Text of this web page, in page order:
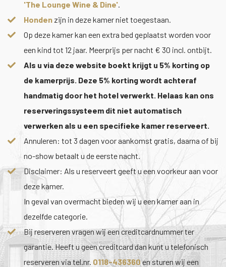
'The Lounge Wine & Dine'.
Honden zijn in deze kamer niet toegestaan.
Op deze kamer kan een extra bed geplaatst worden voor
een kind tot 12 jaar. Meerprijs per nacht € 30 incl. ontbijt.
Als u via deze website boekt krijgt u 5% korting op
de kamerprijs. Deze 5% korting wordt achteraf
handmatig door het hotel verwerkt. Helaas kan ons
reserveringssysteem dit niet automatisch
verwerken als u een specifieke kamer reserveert.
Annuleren: tot 3 dagen voor aankomst gratis, daarna of bij
no-show betaalt u de eerste nacht.
Disclaimer: Als u reserveert geeft u een voorkeur aan voor
deze kamer.
In geval van overmacht bieden wij u een kamer aan in
dezelfde categorie.
Bij reserveren vragen wij een creditcardnummer ter
garantie. Heeft u geen creditcard dan kunt u telefonisch
reserveren via tel.nr. 0118-436360en sturen wij een